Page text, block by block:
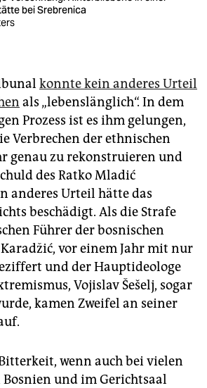
bei Srebrenica
konnte kein anderes Urteil
als „lebenslänglich“. In dem
Prozess ist es ihm gelungen,
Verbrechen der ethnischen
genau zu rekonstruieren und
des Ratko Mladić
anderes Urteil hätte das
beschädigt. Als die Strafe
Führer der bosnischen
Karadžić, vor einem Jahr mit nur
und der Hauptideologe
Vojislav Šešelj, sogar
kamen Zweifel an seiner
wenn auch bei vielen
und im Gerichtsaal